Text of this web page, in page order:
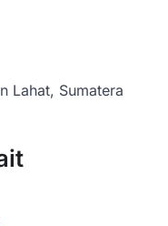
Lahat, Sumatera